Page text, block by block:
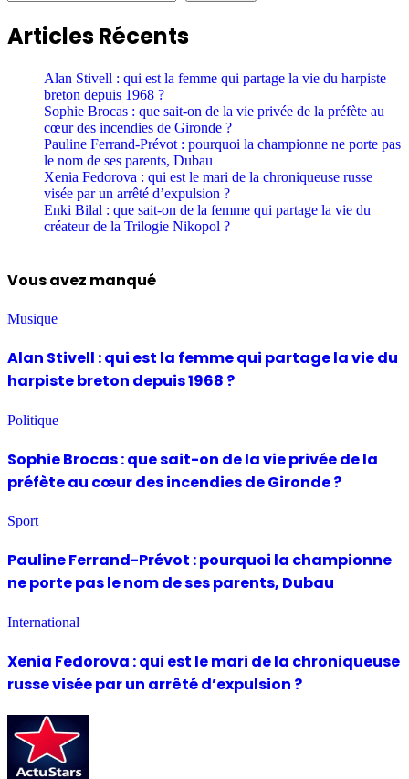
Articles Récents
Alan Stivell : qui est la femme qui partage la vie du harpiste
breton depuis 1968 ?
Sophie Brocas : que sait-on de la vie privée de la préfète au
cœur des incendies de Gironde ?
Pauline Ferrand-Prévot : pourquoi la championne ne porte pas
le nom de ses parents, Dubau
Xenia Fedorova : qui est le mari de la chroniqueuse russe
visée par un arrêté d’expulsion ?
Enki Bilal : que sait-on de la femme qui partage la vie du
créateur de la Trilogie Nikopol ?
Vous avez manqué
Musique
Alan Stivell : qui est la femme qui partage la vie du
harpiste breton depuis 1968 ?
Politique
Sophie Brocas : que sait-on de la vie privée de la
préfète au cœur des incendies de Gironde ?
Sport
Pauline Ferrand-Prévot : pourquoi la championne
ne porte pas le nom de ses parents, Dubau
International
Xenia Fedorova : qui est le mari de la chroniqueuse
russe visée par un arrêté d’expulsion ?